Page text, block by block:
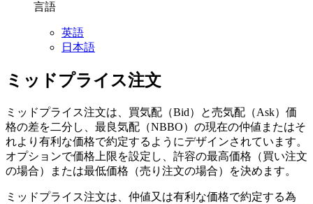
言語
英語
日本語
ミッドプライス注文
ミッドプライス注文は、買気配（Bid）と売気配（Ask）価
格の差を二分し、最良気配（NBBO）の現在の仲値またはそ
れより有利な価格で約定するようにデザインされています。
オプションで価格上限を設定し、許容の最高価格（買い注文
の場合）または最低価格（売り注文の場合）を決めます。
ミッドプライス注文は、仲値又は有利な価格で約定する為